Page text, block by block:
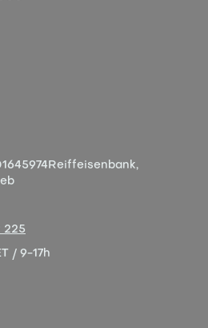
Reiffeisenbank,
225
/ 9-17h